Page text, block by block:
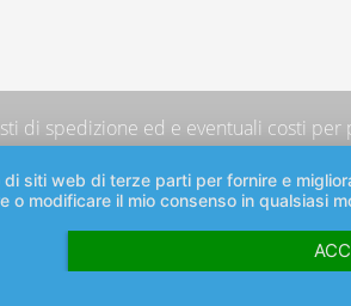
di spedizione ed e eventuali costi per
siti web di terze parti per fornire e
modificare il mio consenso in qualsiasi